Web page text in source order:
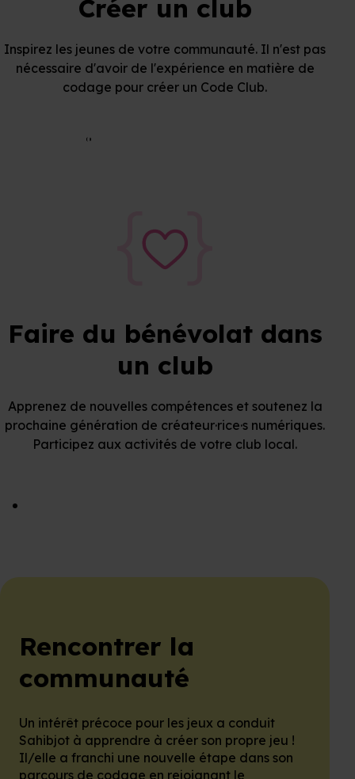
Créer un club
Inspirez les jeunes de votre communauté. Il n'est pas
nécessaire d'avoir de l'expérience en matière de
codage pour créer un Code Club.
Créer un Code Club
Faire du bénévolat dans
un club
Apprenez de nouvelles compétences et soutenez la
prochaine génération de créateur·rice·s numériques.
Participez aux activités de votre club local.
Rencontrer la
communauté
Un intérêt précoce pour les jeux a conduit
Sahibjot à apprendre à créer son propre jeu !
Il/elle a franchi une nouvelle étape dans son
parcours de codage en rejoignant le